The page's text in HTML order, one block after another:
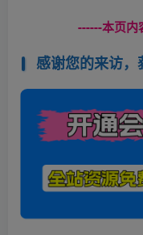
------本页内
感谢您的来访，